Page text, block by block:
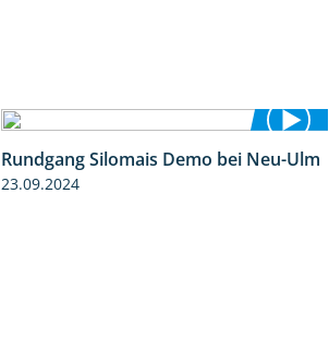
4:50
Rundgang Silomais Demo bei Neu-Ulm
23.09.2024